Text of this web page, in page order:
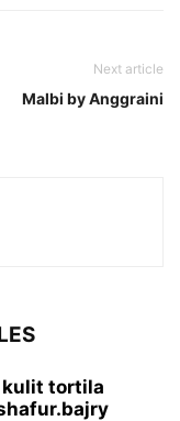
Next article
Malbi by Anggraini
kulit tortila